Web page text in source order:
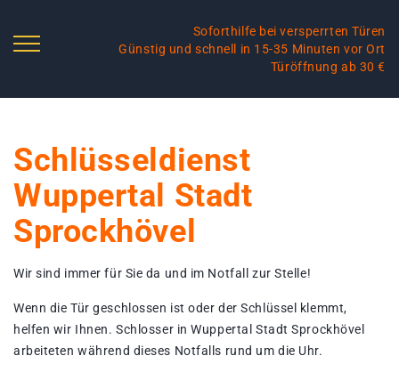
Soforthilfe bei versperrten Türen
Günstig und schnell in 15-35 Minuten vor Ort
Türöffnung ab 30 €
Schlüsseldienst
Wuppertal Stadt
Sprockhövel
Wir sind immer für Sie da und im Notfall zur Stelle!
Wenn die Tür geschlossen ist oder der Schlüssel klemmt,
helfen wir Ihnen. Schlosser in Wuppertal Stadt Sprockhövel
arbeiteten während dieses Notfalls rund um die Uhr.